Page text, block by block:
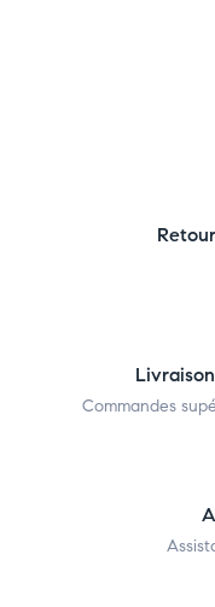
Commandes